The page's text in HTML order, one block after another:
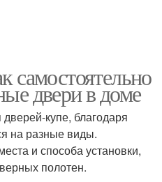
самостоятельно
двери в доме
купе, благодаря
на разные виды.
и способа установки,
полотен.